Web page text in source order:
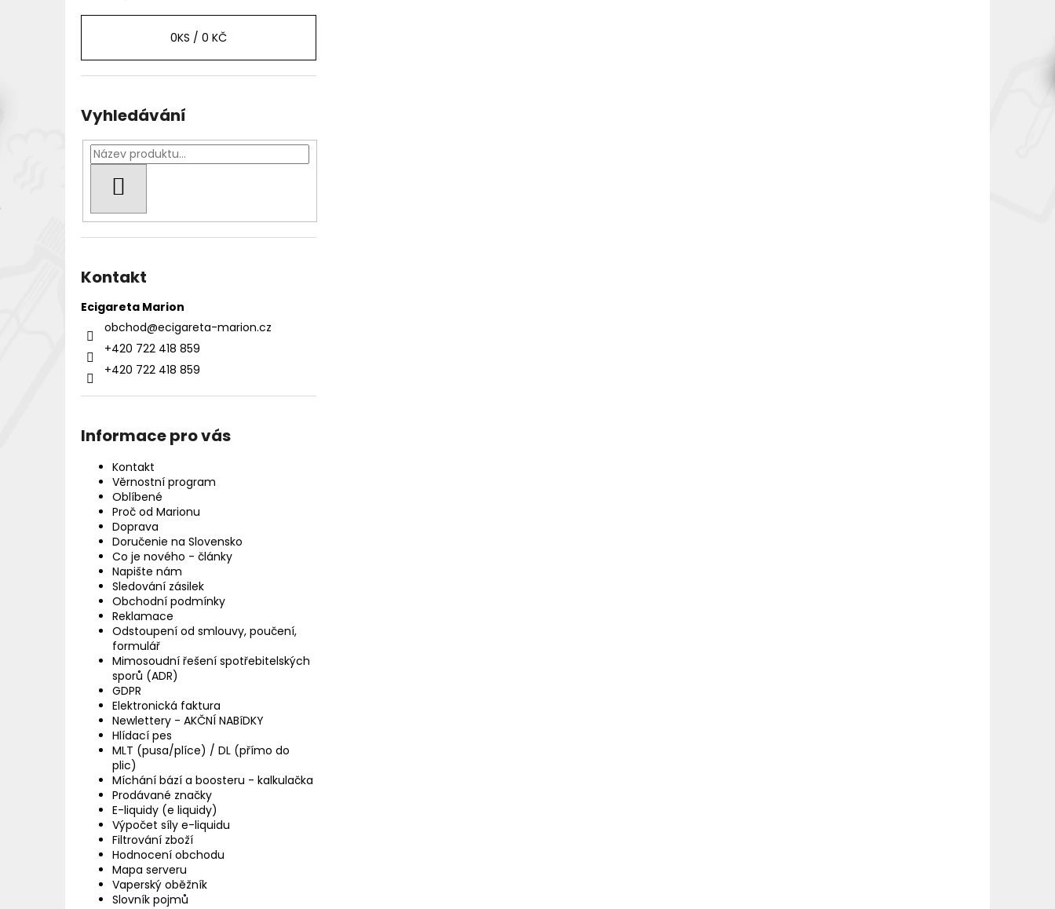
0KS / 0 KČ
Vyhledávání
Kontakt
Ecigareta Marion
obchod@ecigareta-marion.cz
+420 722 418 859
+420 722 418 859
Informace pro vás
Kontakt
Věrnostní program
Oblíbené
Proč od Marionu
Doprava
Doručenie na Slovensko
Co je nového - články
Napište nám
Sledování zásilek
Obchodní podmínky
Reklamace
Odstoupení od smlouvy, poučení,
formulář
Mimosoudní řešení spotřebitelských
sporů (ADR)
GDPR
Elektronická faktura
Newlettery - AKČNÍ NABíDKY
Hlídací pes
MLT (pusa/plíce) / DL (přímo do
plic)
Míchání bází a boosteru - kalkulačka
Prodávané značky
E-liquidy (e liquidy)
Výpočet síly e-liquidu
Filtrování zboží
Hodnocení obchodu
Mapa serveru
Vaperský oběžník
Slovník pojmů